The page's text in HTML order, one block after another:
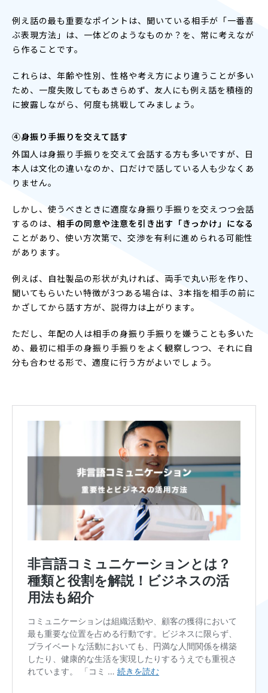
例え話の最も重要なポイントは、聞いている相手が「一番喜
ぶ表現方法」は、一体どのようなものか？を、常に考えなが
ら作ることです。
これらは、年齢や性別、性格や考え方により違うことが多い
ため、一度失敗してもあきらめず、友人にも例え話を積極的
に披露しながら、何度も挑戦してみましょう。
④身振り手振りを交えて話す
外国人は身振り手振りを交えて会話する方も多いですが、日
本人は文化の違いなのか、口だけで話している人も少なくあ
りません。
しかし、使うべきときに適度な身振り手振りを交えつつ会話
するのは、 相手の同意や注意を引き出す「きっかけ」になる
ことがあり、使い方次第で、交渉を有利に進められる可能性
があります。
例えば、自社製品の形状が丸ければ、両手で丸い形を作り、
聞いてもらいたい特徴が3つある場合は、3本指を相手の前に
かざしてから話す方が、説得力は上がります。
ただし、年配の人は相手の身振り手振りを嫌うことも多いた
め、最初に相手の身振り手振りをよく観察しつつ、それに自
分も合わせる形で、適度に行う方がよいでしょう。